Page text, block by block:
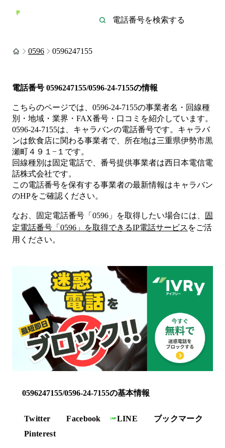
0596 0596247155
電話番号 0596247155/0596-24-7155の情報
こちらのページでは、 0596-24-7155の事業者名・回線種
別・地域・業界・FAX番号・口コミを紹介しています。
0596-24-7155は、 キャラバンの電話番号です。 キャラバ
ンは飲食店に関わる事業者で、所在地は三重県伊勢市黒
瀬町４９１−１ です。
回線種別は固定電話で、番号提供事業者は西日本電信電
話株式会社です。
この電話番号を保有する事業者の最新情報はキャラバン
のHPをご確認ください。
なお、固定電話番号「 0596 」を取得したい場合には、
固
定電話番号「 0596 」を取得できるIP電話サービス をご活
用ください。
0596247155/0596-24-7155の基本情報
Twitter Facebook LINE
ブックマーク
Pinterest